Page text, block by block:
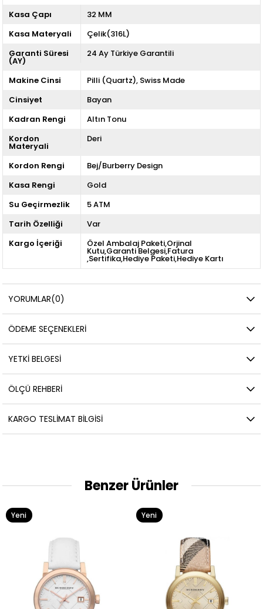
Kasa Çapı
32 MM
Kasa Materyali
Çelik(316L)
Garanti Süresi
(AY)
24 Ay Türkiye Garantili
Makine Cinsi Pilli (Quartz) Swiss Made
Cinsiyet
Bayan
Kadran Rengi
Altın Tonu
Kordon
Materyali
Deri
Kordon Rengi
Bej/Burberry Design
Kasa Rengi
Gold
Su Geçirmezlik
5 ATM
Tarih Özelliği
Var
Kargo İçeriği
Özel Ambalaj Paketi,Orjinal
Kutu,Garanti Belgesi,Fatura
,Sertifika,Hediye Paketi,Hediye Kartı
YORUMLAR(0)
ÖDEME SEÇENEKLERI
YETKİ BELGESİ
ÖLÇÜ REHBERI
KARGO TESLIMAT BILGISI
Benzer Ürünler